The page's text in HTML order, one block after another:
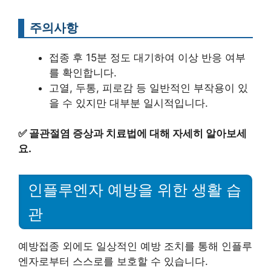
주의사항
접종 후 15분 정도 대기하여 이상 반응 여부
를 확인합니다.
고열, 두통, 피로감 등 일반적인 부작용이 있
을 수 있지만 대부분 일시적입니다.
✅ 골관절염 증상과 치료법에 대해 자세히 알아보세
요.
인플루엔자 예방을 위한 생활 습
관
예방접종 외에도 일상적인 예방 조치를 통해 인플루
엔자로부터 스스로를 보호할 수 있습니다.